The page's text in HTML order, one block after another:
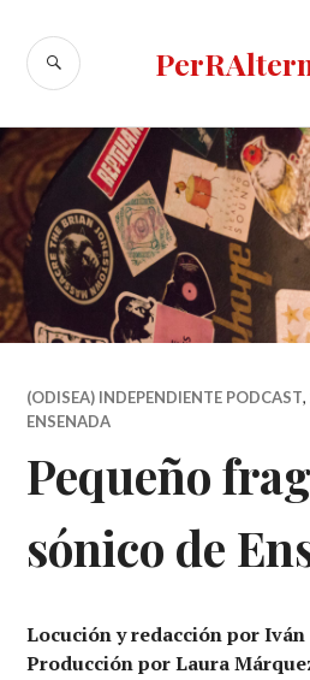
content
SEARCH
(ODISEA) INDEPENDIENTE PODCAST,
ENSENADA
Pequeño
sónico de
Locución y redacción por
Producción por Laura